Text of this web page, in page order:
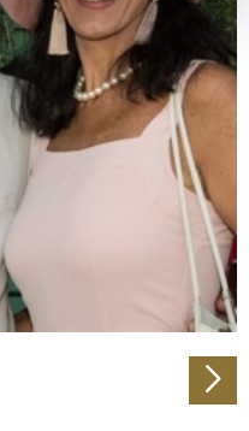
persönlichen Daten
Ihre Präferenzen im
und Anzeigen zu
Medien anbieten
Website zu
Informationen zu Ihrer
unsere Partner für
weiter. Unsere
möglicherweise mit
Nutzung der Dienste